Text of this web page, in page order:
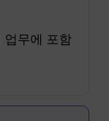
업무에 포함